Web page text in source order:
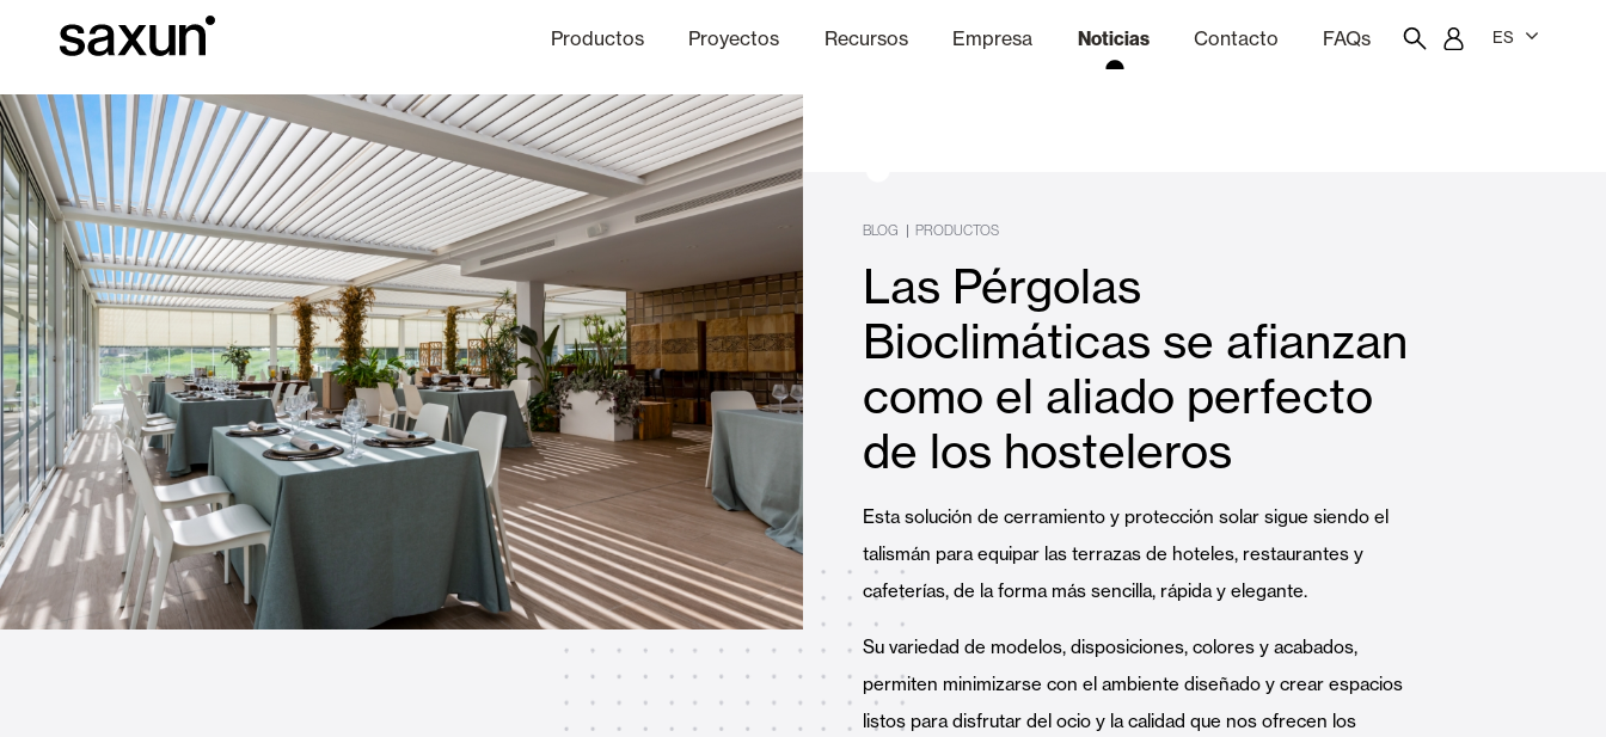
Productos
Persianas enrollables y cajones Pérgolas
Cortinas de Cristal Alicantinas y Cortinas exteriores Toldos Puertas Automáticas de Cristal
Proyectos
Hoteles, restaurantes y cafeterías Oficinas Viviendas
Recursos
Descargas Información Técnica
Empresa
Sobre Nosotros Canal Ético
Noticias Contacto FAQs ES
BLOG | PRODUCTOS
Las Pérgolas
Bioclimáticas se afianzan
como el aliado perfecto
de los hosteleros
Esta solución de cerramiento y protección solar sigue siendo el
talismán para equipar las terrazas de hoteles, restaurantes y
cafeterías, de la forma más sencilla, rápida y elegante.
Su variedad de modelos, disposiciones, colores y acabados,
permiten minimizarse con el ambiente diseñado y crear espacios
listos para disfrutar del ocio y la calidad que nos ofrecen los